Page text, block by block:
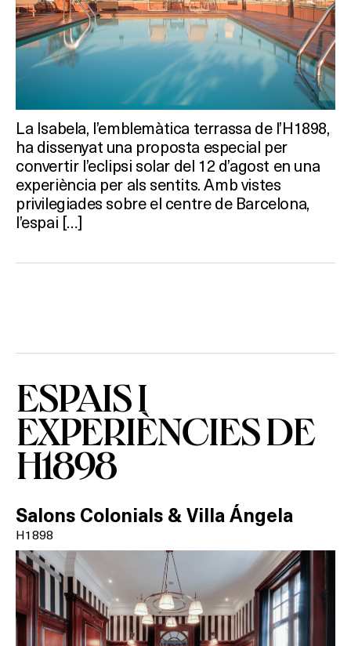
Què vols fer?
HOTELS
TERRASSES
BARS
SPAS
Activitats
On?
La Isabela, l’emblemàtica terrassa de l’H1898,
ha dissenyat una proposta especial per
convertir l’eclipsi solar del 12 d’agost en una
experiència per als sentits. Amb vistes
privilegiades sobre el centre de Barcelona,
l’espai […]
ESPAIS I
EXPERIÈNCIES DE
H1898
Salons Colonials & Villa Ángela
H1898